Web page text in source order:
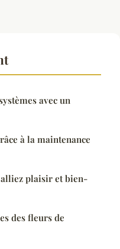
avec un
à la maintenance
alliez plaisir et bien-
des fleurs de